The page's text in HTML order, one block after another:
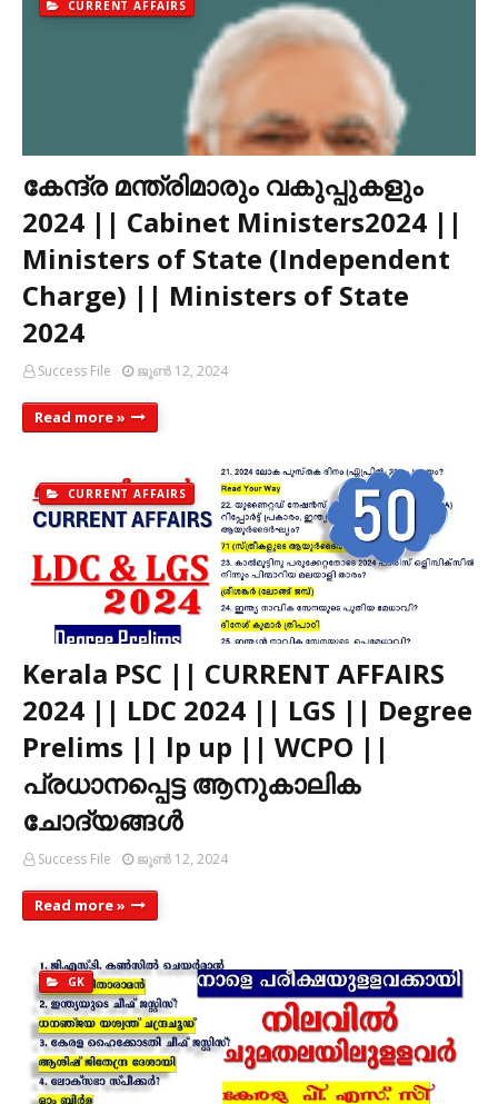
CURRENT AFFAIRS
കേന്ദ്ര മന്ത്രിമാരും വകുപ്പുകളും
2024 || Cabinet Ministers2024 ||
Ministers of State (Independent
Charge) || Ministers of State
2024
Success File ജൂൺ 12, 2024
Read more »
CURRENT AFFAIRS
Kerala PSC || CURRENT AFFAIRS
2024 || LDC 2024 || LGS || Degree
Prelims || lp up || WCPO ||
പ്രധാനപ്പെട്ട ആനുകാലിക
ചോദ്യങ്ങൾ
Success File ജൂൺ 12, 2024
Read more »
GK